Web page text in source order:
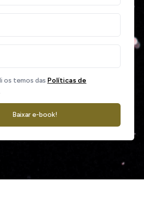
os temos das Políticas de
Baixar e-book!